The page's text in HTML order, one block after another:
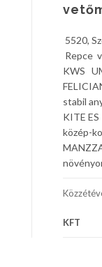
5520,
Repce
KWS
stabil
KITE
közép-
KFT